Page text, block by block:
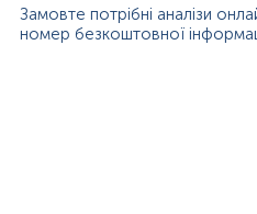
Замовте потрібні аналізи
номер безкоштовної